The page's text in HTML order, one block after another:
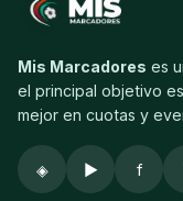
Mis Marcadores es
el principal objetivo
mejor en cuotas y
◈ ▶ f